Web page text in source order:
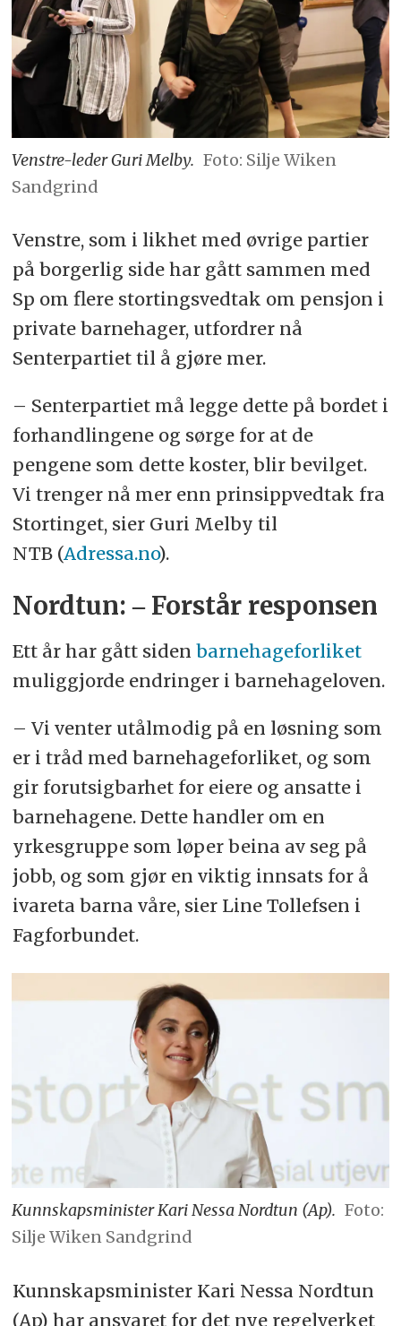
Venstre-leder Guri Melby. Foto: Silje Wiken
Sandgrind
Venstre, som i likhet med øvrige partier
på borgerlig side har gått sammen med
Sp om flere stortingsvedtak om pensjon i
private barnehager, utfordrer nå
Senterpartiet til å gjøre mer.
– Senterpartiet må legge dette på bordet i
forhandlingene og sørge for at de
pengene som dette koster, blir bevilget.
Vi trenger nå mer enn prinsippvedtak fra
Stortinget, sier Guri Melby til
NTB (Adressa.no).
Nordtun: ‒ Forstår responsen
Ett år har gått siden barnehageforliket
muliggjorde endringer i barnehageloven.
– Vi venter utålmodig på en løsning som
er i tråd med barnehageforliket, og som
gir forutsigbarhet for eiere og ansatte i
barnehagene. Dette handler om en
yrkesgruppe som løper beina av seg på
jobb, og som gjør en viktig innsats for å
ivareta barna våre, sier Line Tollefsen i
Fagforbundet.
Kunnskapsminister Kari Nessa Nordtun (Ap). Foto:
Silje Wiken Sandgrind
Kunnskapsminister Kari Nessa Nordtun
(Ap) har ansvaret for det nye regelverket